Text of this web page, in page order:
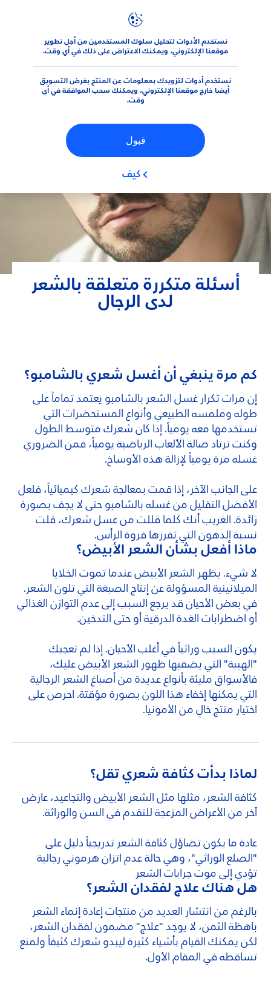
نستخدم الأدوات لتحليل سلوك المستخدمين من أجل تطوير
موقعنا الإلكتروني، ويمكنك الاعتراض على ذلك في أي وقت.
نستخدم أدوات لتزويدك بمعلومات عن المنتج بغرض التسويق
أيضا خارج موقعنا الإلكتروني، ويمكنك سحب الموافقة في أي
وقت.
قبول
كيف
نصائح نيڤيا للرجال أسئلة متكررة متعلقة بالشعر لدى الرجال
أسئلة متكررة متعلقة بالشعر
لدى الرجال
كم مرة ينبغي أن أغسل شعري بالشامبو؟
إن مرات تكرار غسل الشعر بالشامبو يعتمد تماماً على
طوله وملمسه الطبيعي وأنواع المستحضرات التي
تستخدمها معه يومياً. إذا كان شعرك متوسط الطول
وكنت ترتاد صالة الألعاب الرياضية يومياً، فمن الضروري
غسله مرة يومياً لإزالة هذه الأوساخ.
على الجانب الآخر، إذا قمت بمعالجة شعرك كيميائياً، فلعل
الأفضل التقليل من غسله بالشامبو حتى لا يجف بصورة
زائدة. الغريب أنك كلما قللت من غسل شعرك، قلت
نسبة الدهون التي تفرزها فروة الرأس.
ماذا أفعل بشأن الشعر الأبيض؟
لا شيء. يظهر الشعر الأبيض عندما تموت الخلايا
الميلانينية المسؤولة عن إنتاج الصبغة التي تلون الشعر.
في بعض الأحيان قد يرجع السبب إلى عدم التوازن الغذائي
أو اضطرابات الغدة الدرقية أو حتى التدخين.
يكون السبب وراثياً في أغلب الأحيان. إذا لم تعجبك
"الهيبة" التي يضفيها ظهور الشعر الأبيض عليك،
فالأسواق مليئة بأنواع عديدة من أصباغ الشعر الرجالية
التي يمكنها إخفاء هذا اللون بصورة مؤقتة. احرص على
اختيار منتج خالٍ من الأمونيا.
لماذا بدأت كثافة شعري تقل؟
كثافة الشعر، مثلها مثل الشعر الأبيض والتجاعيد، عارض
آخر من الأعراض المزعجة للتقدم في السن والوراثة.
عادة ما يكون تضاؤل كثافة الشعر تدريجياً دليل على
"الصلع الوراثي"، وهي حالة عدم اتزان هرموني رجالية
تؤدي إلى موت جرابات الشعر
هل هناك علاج لفقدان الشعر؟
بالرغم من انتشار العديد من منتجات إعادة إنماء الشعر
باهظة الثمن، لا يوجد "علاج" مضمون لفقدان الشعر،
لكن يمكنك القيام بأشياء كثيرة ليبدو شعرك كثيفاً ولمنع
تساقطه في المقام الأول.